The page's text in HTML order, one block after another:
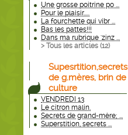
Une grosse poitrine po ...
Pour le plaisir.....
La fourchette qui vibr ...
Bas les pattes!!!
Dans ma rubrique 'zinz ...
> Tous les articles (12)
Supesrtition,secrets
de g.mères, brin de
culture
VENDREDI 13
Le citron malin.
Secrets de grand-mère; ...
Superstition, secrets ...